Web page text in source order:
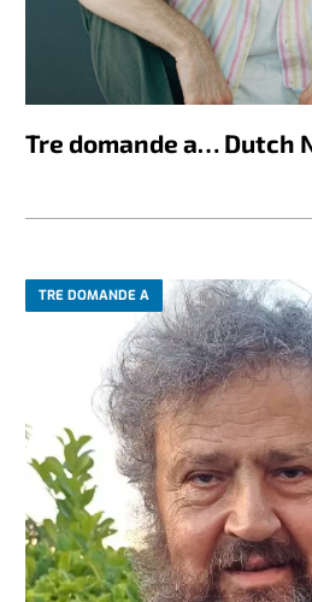
Tre domande a… Dutch
TRE DOMANDE A